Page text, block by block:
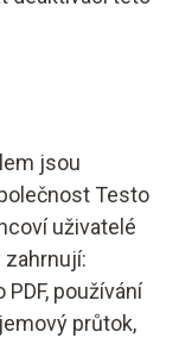
jsou
Testo
uživatelé
používání
průtok,